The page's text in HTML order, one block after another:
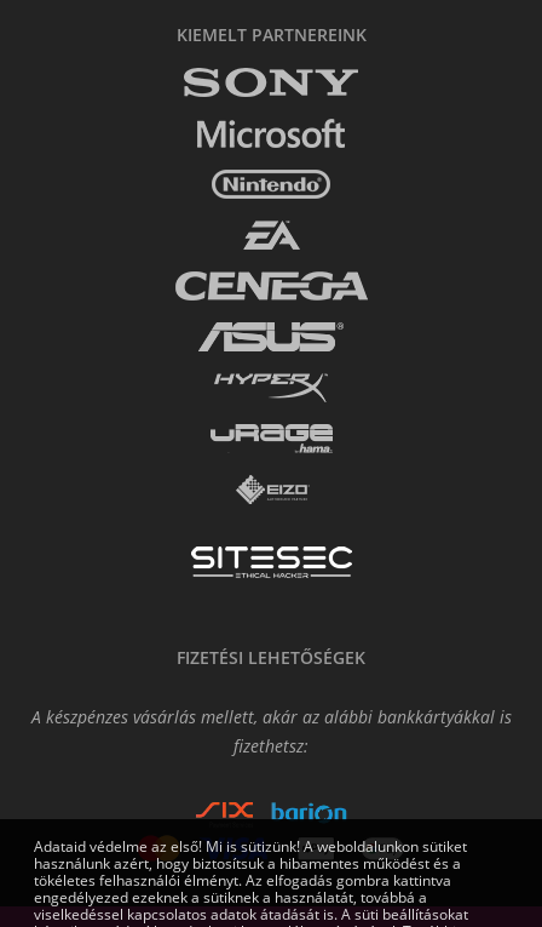
KIEMELT PARTNEREINK
FIZETÉSI LEHETŐSÉGEK
A készpénzes vásárlás mellett, akár az alábbi bankkártyákkal is
fizethetsz:
Adataid védelme az első! Mi is sütizünk! A weboldalunkon sütiket
használunk azért, hogy biztosítsuk a hibamentes működést és a
tökéletes felhasználói élményt. Az elfogadás gombra kattintva
engedélyezed ezeknek a sütiknek a használatát, továbbá a
viselkedéssel kapcsolatos adatok átadását is. A süti beállításokat